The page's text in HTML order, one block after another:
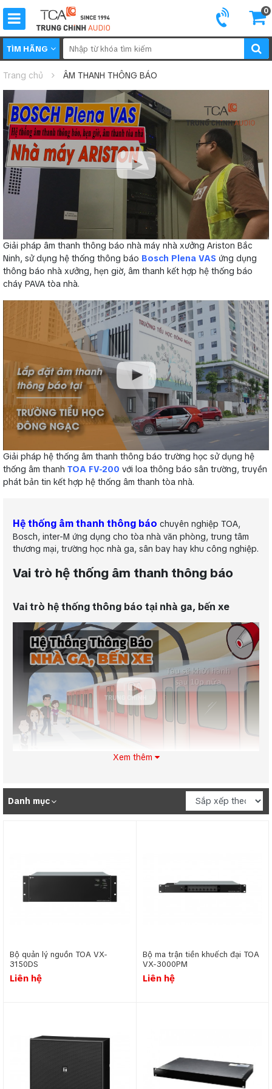
0
TÌM HÃNG
Trang chủ ÂM THANH THÔNG BÁO
Giải pháp âm thanh thông báo nhà máy nhà xưởng Ariston Bắc
Ninh, sử dụng hệ thống thông báo Bosch Plena VAS ứng dụng
thông báo nhà xưởng, hẹn giờ, âm thanh kết hợp hệ thống báo
cháy PAVA tòa nhà.
Giải pháp hệ thống âm thanh thông báo trường học sử dụng hệ
thống âm thanh TOA FV-200 với loa thông báo sân trường, truyền
phát bản tin kết hợp hệ thống âm thanh tòa nhà.
Hệ thống âm thanh thông báo chuyên nghiệp TOA,
Bosch, inter-M ứng dụng cho tòa nhà văn phòng, trung tâm
thương mại, trường học nhà ga, sân bay hay khu công nghiệp.
Vai trò hệ thống âm thanh thông báo
Vai trò hệ thống thông báo tại nhà ga, bến xe
cấp thông tin kịp thời về lịch trình, thay đổi giờ tàu xe, và các
tình huống khẩn cấp, đảm bảo hành khách luôn được cập
nhật. Ngoài ra, hệ thống còn hỗ trợ hướng dẫn an toàn và
Hệ thống âm thanh thông báo phát nhạc nền cho
siêu thị cửa hàng
Hệ thống âm thanh tại siêu thị, cửa hànggiúp truyền
tải thông tin về chương trình khuyến mãi, hướng dẫn, hoặc
Xem thêm
Danh mục
Bộ quản lý nguồn TOA VX-
3150DS
Liên hệ
Bộ ma trận tiền khuếch đại TOA
VX-3000PM
Liên hệ